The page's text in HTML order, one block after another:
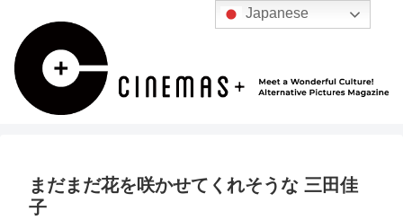
まだまだ花を咲かせてくれそうな 三田佳
子
Japanese